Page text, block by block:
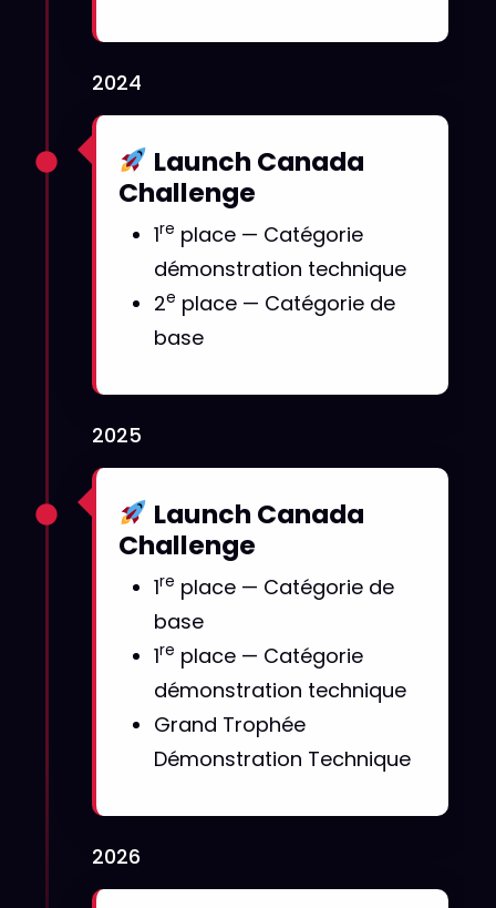
2024
Launch Canada
Challenge
1re place — Catégorie
démonstration technique
2e place — Catégorie de
base
2025
Launch Canada
Challenge
1re place — Catégorie de
base
1re place — Catégorie
démonstration technique
Grand Trophée
Démonstration Technique
2026